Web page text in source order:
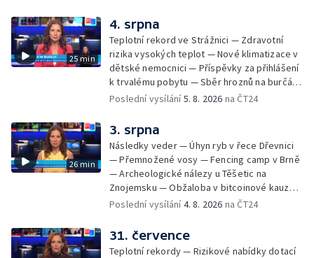
stadionu na Vyškovsku — Výstraha před
bouřkami — Brno hostí Mezinárodní kytarový
festival — Očkování po kousnutí netopýrem
25 min
4. srpna
Teplotní rekord ve Strážnici — Zdravotní
rizika vysokých teplot — Nové klimatizace v
dětské nemocnici — Příspěvky za přihlášení
k trvalému pobytu — Sběr hroznů na burčák
— Dokončení oprav vedení — Skončil termín
vody v obcích — Vyschlá koryta potoků —
Sdílení strážníků na Brněnsku
Poslední vysílání5. 8. 2026 na ČT24
26 min
3. srpna
Následky veder — Úhyn ryb v řece Dřevnici
— Přemnožené vosy — Fencing camp v Brně
— Archeologické nálezy u Těšetic na
Znojemsku — Obžaloba v bitcoinové kauze
— Přestavba silnice přes Bzenec na
Zašové — Letní opravy divadel — Český hlas
ve vesmíru
Poslední vysílání4. 8. 2026 na ČT24
31. července
Teplotní rekordy — Rizikové nabídky dotací